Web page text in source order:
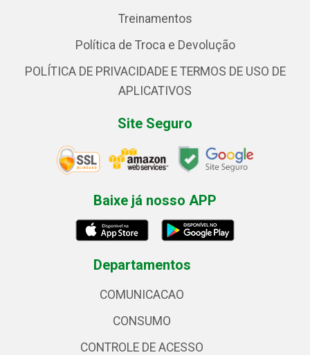
Treinamentos
Política de Troca e Devolução
POLÍTICA DE PRIVACIDADE E TERMOS DE USO DE
APLICATIVOS
Site Seguro
Baixe já nosso APP
Departamentos
COMUNICACAO
CONSUMO
CONTROLE DE ACESSO